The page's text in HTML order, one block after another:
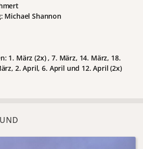
Michael Shannon
1. März (2x) , 7. März, 14. März, 18.
2. April, 6. April und 12. April (2x)